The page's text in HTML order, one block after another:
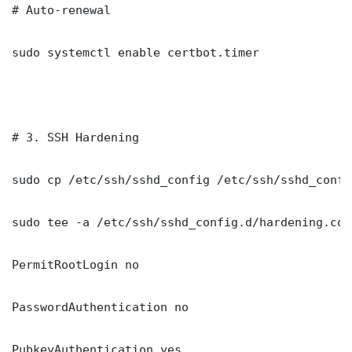
# Auto-renewal
sudo systemctl enable certbot.timer
# 3. SSH Hardening
sudo cp /etc/ssh/sshd_config /etc/ssh/
sudo tee -a /etc/ssh/sshd_config.d/
PermitRootLogin no
PasswordAuthentication no
PubkeyAuthentication yes